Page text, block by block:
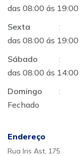
das 08:00 ás 19:00
Sexta
:
das 08:00 ás 19:00
Sábado
:
das 08:00 ás 14:00
Domingo
:
Fechado
Endereço
Rua Iris Ast, 175